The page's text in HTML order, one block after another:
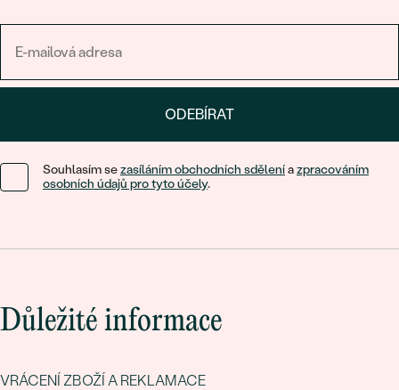
ODEBÍRAT
Souhlasím sezasíláním obchodních sděleníazpracováním
osobních údajů pro tyto účely.
Důležité informace
VRÁCENÍ ZBOŽÍ A REKLAMACE